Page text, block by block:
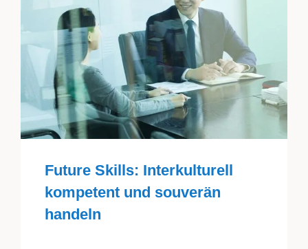
Future Skills: Interkulturell
kompetent und souverän
handeln